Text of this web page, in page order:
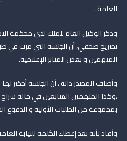
العامة .
وذكر الوكيل العام للملك لدى محكمة
تصريح صحفي، أن الجلسة التي مرت في
المتهمين و بعض المنابر الإعلامية.
وأضاف المصدر ذاته ، أن الجلسة أحضر
،وكذا المتهمين المتابعين في حالة
بمجموعة من الطلبات الأولية و الدفوع
وأفاد بأنه بعد إعطاء الكلمة للنيابة